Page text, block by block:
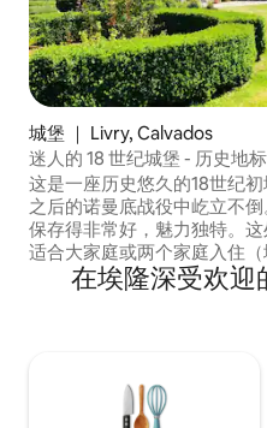
城堡 ｜ Livry, Calvados
迷人的 18 世纪城堡 - 历史地标
这是一座历史悠久的18世纪
之后的诺曼底战役中屹立不
保存得非常好，魅力独特。
适合大家庭或两个家庭入住
供12人舒适入住）。非常适
静和优雅的人士。如需查看更
在埃隆深受欢迎